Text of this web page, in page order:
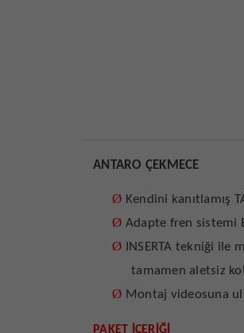
ANTARO ÇEKMECE
Ø Kendini kanıtlamış
Ø Adapte fren sistemi
Ø
INSERTA tekniği ile
tamamen aletsiz
Ø Montaj videosuna
PAKET İÇERİĞİ